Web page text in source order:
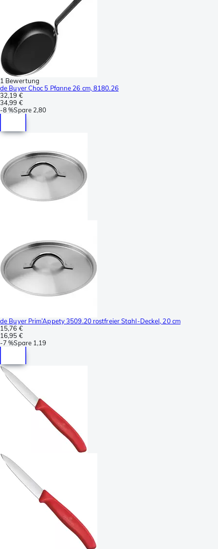
1 Bewertung
de Buyer Choc 5 Pfanne 26 cm, 8180.26
32,19 €
34,99 €
-8 %Spare 2,80
de Buyer Prim’Appety 3509.20 rostfreier Stahl-Deckel, 20 cm
15,76 €
16,95 €
-7 %Spare 1,19